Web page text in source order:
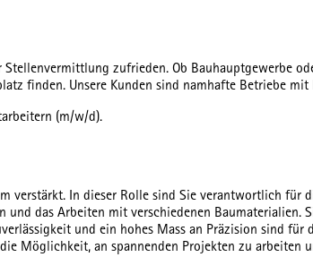
zufrieden. Ob Bauhauptgewerbe
finden. Unsere Kunden sind namhafte Betriebe
(m/w/d).
verstärkt. In dieser Rolle sind Sie verantwortlich
und das Arbeiten mit verschiedenen
und ein hohes Mass an Präzision sind
Möglichkeit, an spannenden Projekten zu